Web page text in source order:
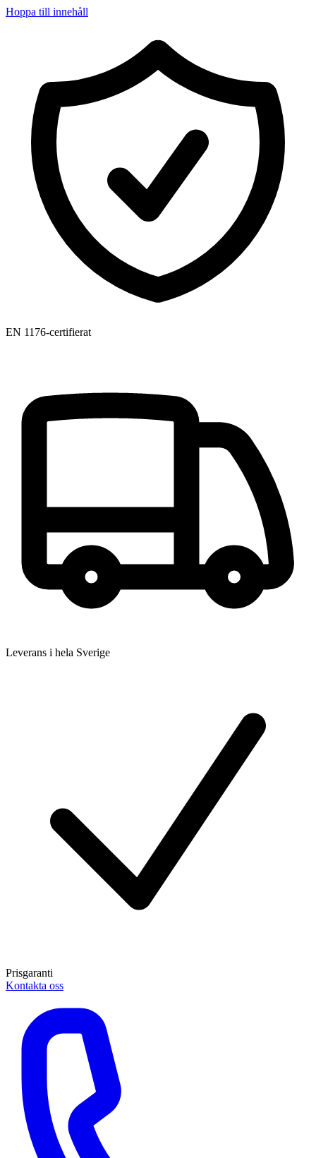
Hoppa till innehåll
EN 1176-certifierat
Leverans i hela Sverige
Prisgaranti
Kontakta oss